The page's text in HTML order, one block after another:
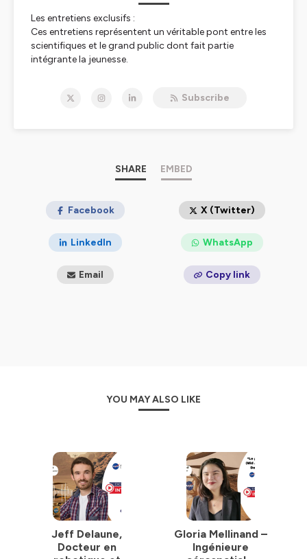
Les entretiens exclusifs :
Ces entretiens représentent un véritable pont entre les
scientifiques et le grand public dont fait partie
intégrante la jeunesse.
des ingénieurs exceptionnel !
https://odysseeceleste.com/
Hébergé par Ausha. Visitez
ausha.co/politique-de-
Subscribe
SHARE EMBED
Facebook X (Twitter)
LinkedIn WhatsApp
Email Copy link
YOU MAY ALSO LIKE
Jeff Delaune,
Docteur en
Gloria Mellinand –
Ingénieure